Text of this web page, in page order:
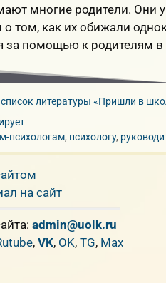
многие родители. Они
том, как их обижали
за помощью к родителям в
литературы «Пришли в
психологам, психологу,
на сайт
admin@uolk.ru
, VK, OK, TG, Max